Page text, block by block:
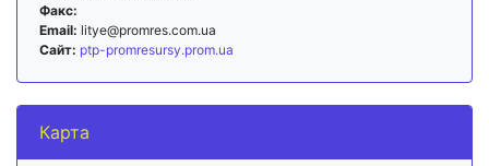
Факс:
Email: litye@promres.com.ua
Сайт: ptp-promresursy.prom.ua
Карта